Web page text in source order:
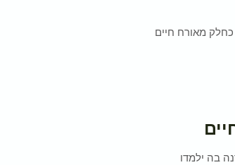
מאורח חיים
בה ילמדו